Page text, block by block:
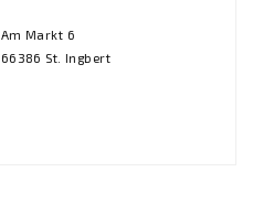
Am Markt 6
66386 St. Ingbert